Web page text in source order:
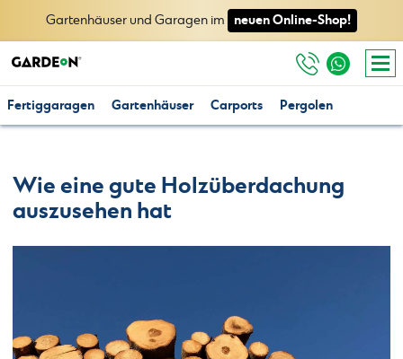
Gartenhäuser und Garagen im neuen Online-Shop!
Fertiggaragen Gartenhäuser Carports Pergolen
Wie eine gute Holzüberdachung
auszusehen hat